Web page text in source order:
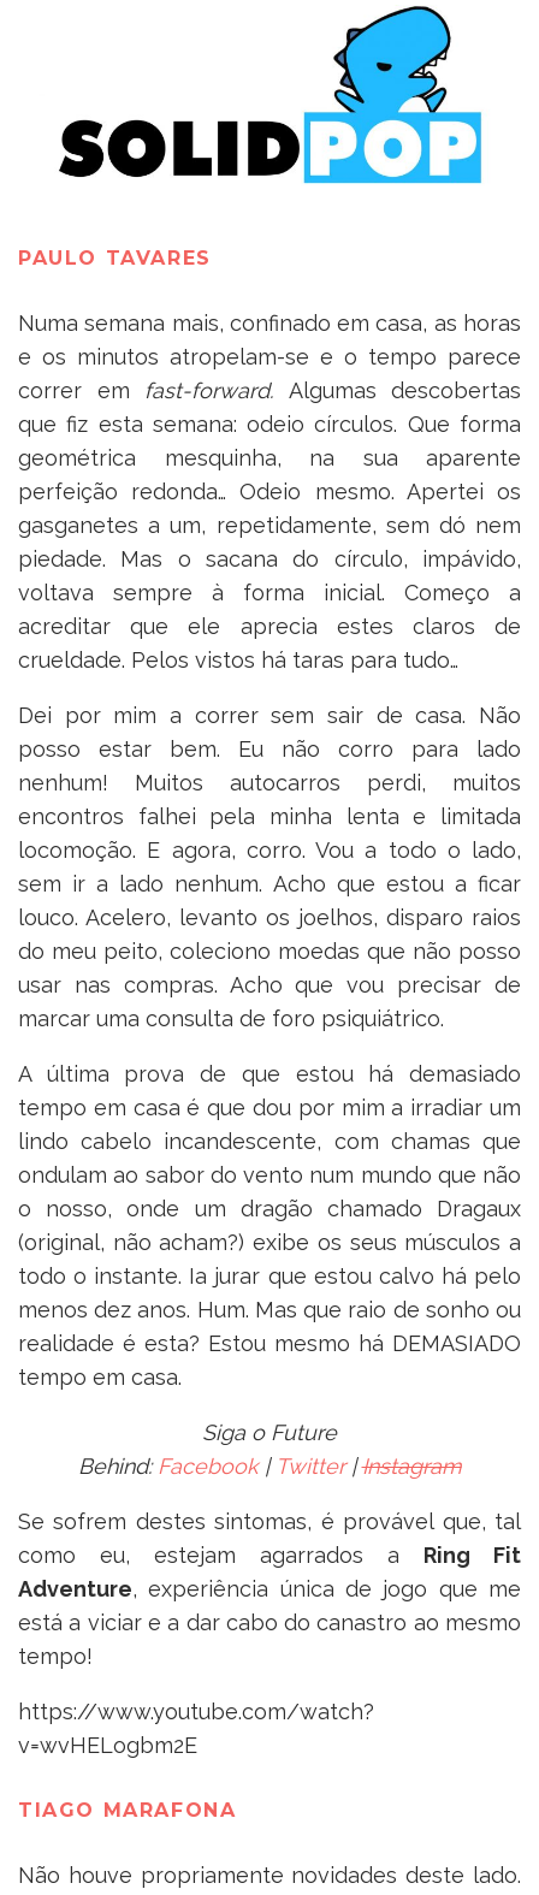
PAULO TAVARES
Numa semana mais, confinado em casa, as horas
e os minutos atropelam-se e o tempo parece
correr em fast-forward. Algumas descobertas
que fiz esta semana: odeio círculos. Que forma
geométrica mesquinha, na sua aparente
perfeição redonda… Odeio mesmo. Apertei os
gasganetes a um, repetidamente, sem dó nem
piedade. Mas o sacana do círculo, impávido,
voltava sempre à forma inicial. Começo a
acreditar que ele aprecia estes claros de
crueldade. Pelos vistos há taras para tudo…
Dei por mim a correr sem sair de casa. Não
posso estar bem. Eu não corro para lado
nenhum! Muitos autocarros perdi, muitos
encontros falhei pela minha lenta e limitada
locomoção. E agora, corro. Vou a todo o lado,
sem ir a lado nenhum. Acho que estou a ficar
louco. Acelero, levanto os joelhos, disparo raios
do meu peito, coleciono moedas que não posso
usar nas compras. Acho que vou precisar de
marcar uma consulta de foro psiquiátrico.
A última prova de que estou há demasiado
tempo em casa é que dou por mim a irradiar um
lindo cabelo incandescente, com chamas que
ondulam ao sabor do vento num mundo que não
o nosso, onde um dragão chamado Dragaux
(original, não acham?) exibe os seus músculos a
todo o instante. Ia jurar que estou calvo há pelo
menos dez anos. Hum. Mas que raio de sonho ou
realidade é esta? Estou mesmo há DEMASIADO
tempo em casa.
Siga o Future
Behind: Facebook| Twitter|Instagram
Se sofrem destes sintomas, é provável que, tal
como eu, estejam agarrados a Ring Fit
Adventure, experiência única de jogo que me
está a viciar e a dar cabo do canastro ao mesmo
tempo!
https://www.youtube.com/watch?
v=wvHELogbm2E
TIAGO MARAFONA
Não houve propriamente novidades deste lado.